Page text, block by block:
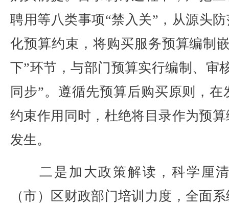
聘用等八类事项“禁入关”，从源头
化预算约束，将购买服务预算编制
下”环节，与部门预算实行编制、审
同步”。遵循先预算后购买原则，
约束作用同时，杜绝将目录作为预
发生。
二是加大政策解读，科学厘清
（市）区财政部门培训力度，全面